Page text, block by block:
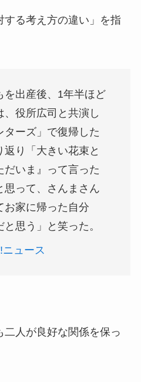
する考え方の違い」を指
を出産後、1年半ほど
、役所広司と共演し
ターズ」で復帰した
返り「大きい花束と
だいま』って言った
思って、さんまさん
お家に帰った自分
思う」と笑った。
ュース
人が良好な関係を保っ